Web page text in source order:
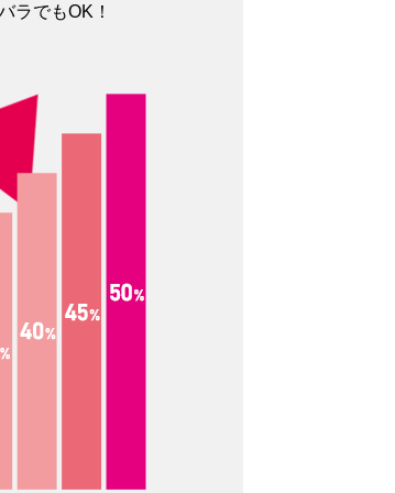
6オンス
表現が難しいのですが、薄手の
たたむはちょっと難しくなって
きます。
ラでもOK！